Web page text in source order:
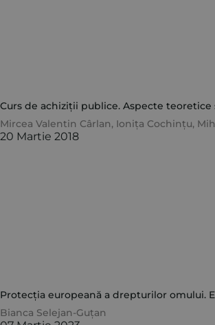
Curs de achiziții publice. Aspecte teoretice
Mircea Valentin Cârlan, Ionița Cochințu,
20 Martie 2018
Protecția europeană a drepturilor omului.
Bianca Selejan-Guțan